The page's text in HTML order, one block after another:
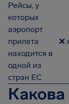
Рейсы, у
которых
аэропорт
прилета
находится в
одной из
стран ЕС
❌